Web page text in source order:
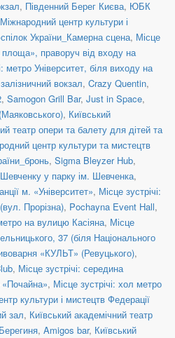
, Південний Берег Києва, ЮБК
Міжнародний центр культури і
України_Камерна сцена, Місце
площа», праворуч від входу на
метро Університет, біля виходу на
вокзал, Crazy Quentin,
, Samogon Grill Bar, Just in Space,
, Київський
театр опери та балету для дітей та
центр культури та мистецтв
, Sigma Bleyzer Hub,
Шевченку у парку ім. Шевченка,
м. «Університет», Місце зустрічі:
Прорізна), Pochayna Event Hall,
на вулицю Касіяна, Місце
37 (біля Національного
«КУЛЬТ» (Ревуцького),
, Місце зустрічі: середина
, Місце зустрічі: хол метро
культури і мистецтв Федерації
зал, Київський академічний театр
, Amigos bar, Київський